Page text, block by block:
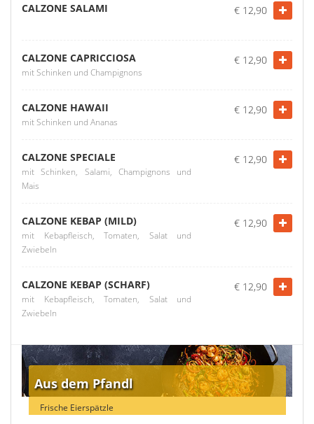
CALZONE SALAMI € 12,90
CALZONE CAPRICCIOSA
mit Schinken und Champignons
€ 12,90
CALZONE HAWAII
mit Schinken und Ananas
€ 12,90
CALZONE SPECIALE
mit Schinken, Salami, Champignons und
Mais
€ 12,90
CALZONE KEBAP (MILD)
mit Kebapfleisch, Tomaten, Salat und
Zwiebeln
€ 12,90
CALZONE KEBAP (SCHARF)
mit Kebapfleisch, Tomaten, Salat und
Zwiebeln
€ 12,90
Aus dem Pfandl
Frische Eierspätzle